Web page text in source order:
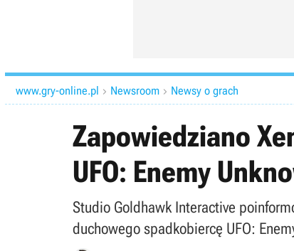
www.gry-online.pl  Newsroom  Newsy o grach
Zapowiedziano
UFO: Enemy
Studio Goldhawk Interactive
duchowego spadkobiercę UFO: